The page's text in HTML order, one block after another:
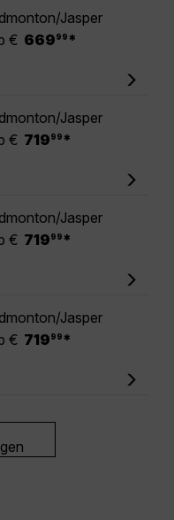
Jasper
€ 669 99 *
Jasper
€ 719 99 *
Jasper
€ 719 99 *
Jasper
€ 719 99 *